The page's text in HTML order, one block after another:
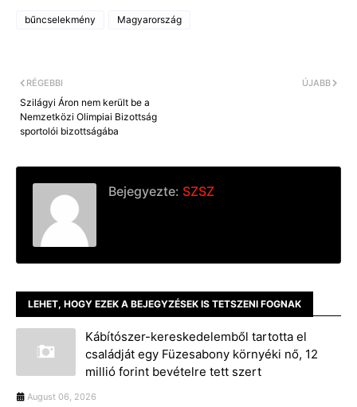
bűncselekmény Magyarország
ÚJABB
RÉGEBBI
Szilágyi Áron nem került be a
Nemzetközi Olimpiai Bizottság
sportolói bizottságába
Bejegyezte: SZSZ
LEHET, HOGY EZEK A BEJEGYZÉSEK IS TETSZENI FOGNAK
Kábítószer-kereskedelemből tartotta el
családját egy Füzesabony környéki nő, 12
millió forint bevételre tett szert
August 06, 2026